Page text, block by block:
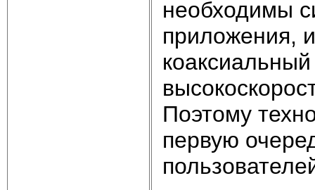
необходимы
приложения,
Поэтому
первую